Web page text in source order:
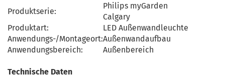
Produktserie:
Philips myGarden
Calgary
Produktart:
LED Außenwandleuchte
Anwendungs-/Montageort:Außenwandaufbau
Anwendungsbereich:
Außenbereich
Technische Daten